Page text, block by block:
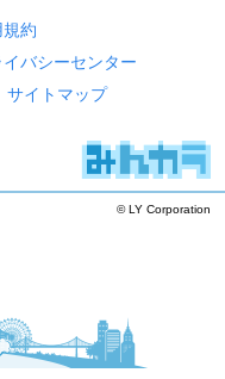
約
イバシーセンター
サイトマップ
© LY Corporation